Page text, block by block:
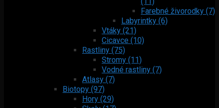
Farebné živorodky (7)
Labyrintky (6)
Vtáky (21)
Cicavce (10)
Rastliny (75)
Stromy (11)
Vodné rastliny (7)
Atlasy (7)
Biotopy (97)
Hory (29)